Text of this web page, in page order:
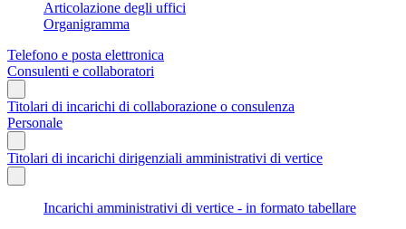
Articolazione degli uffici
Organigramma
Telefono e posta elettronica
Consulenti e collaboratori
Titolari di incarichi di collaborazione o consulenza
Personale
Titolari di incarichi dirigenziali amministrativi di vertice
Incarichi amministrativi di vertice - in formato tabellare